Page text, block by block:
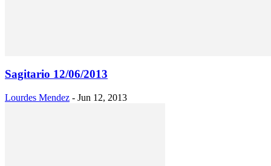
Sagitario 12/06/2013
Lourdes Mendez - Jun 12, 2013